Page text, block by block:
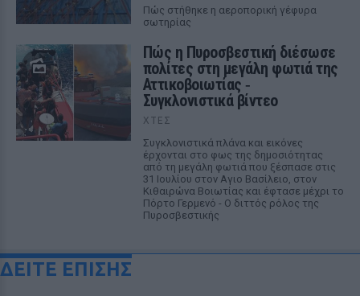
Πώς στήθηκε η αεροπορική γέφυρα
σωτηρίας
Πώς η Πυροσβεστική διέσωσε
πολίτες στη μεγάλη φωτιά της
Αττικοβοιωτίας ‑
Συγκλονιστικά βίντεο
ΧΤΕΣ
Συγκλονιστικά πλάνα και εικόνες
έρχονται στο φως της δημοσιότητας
από τη μεγάλη φωτιά που ξέσπασε στις
31 Ιουλίου στον Αγιο Βασίλειο, στον
Κιθαιρώνα Βοιωτίας και έφτασε μέχρι το
Πόρτο Γερμενό - Ο διττός ρόλος της
Πυροσβεστικής
ΔΕΙΤΕ ΕΠΙΣΗΣ